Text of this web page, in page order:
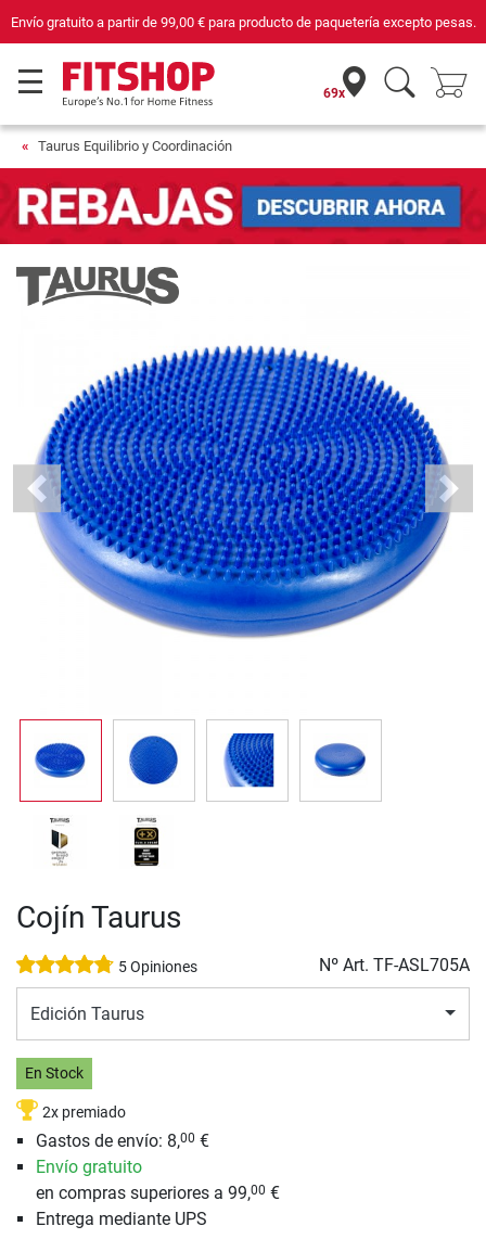
pesas. Compra con seguridad en Fitshop, comercio con sello de
69x
Taurus Equilibrio y Coordinación
Previous Next
Cojín Taurus
5 Opiniones Nº Art. TF-ASL705A
Edición Taurus
En Stock
2x premiado
Gastos de envío: 8,00 €
Envío gratuito
en compras superiores a 99,00 €
Entrega mediante UPS